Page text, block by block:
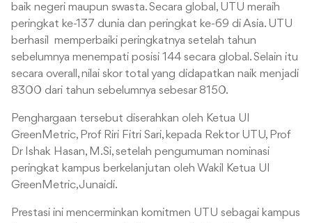
baik negeri maupun swasta. Secara global, UTU meraih
peringkat ke-137 dunia dan peringkat ke-69 di Asia. UTU
berhasil memperbaiki peringkatnya setelah tahun
sebelumnya menempati posisi 144 secara global. Selain itu
secara overall, nilai skor total yang didapatkan naik menjadi
8300 dari tahun sebelumnya sebesar 8150.
Penghargaan tersebut diserahkan oleh Ketua UI
GreenMetric, Prof Riri Fitri Sari, kepada Rektor UTU, Prof
Dr Ishak Hasan, M.Si, setelah pengumuman nominasi
peringkat kampus berkelanjutan oleh Wakil Ketua UI
GreenMetric, Junaidi.
Prestasi ini mencerminkan komitmen UTU sebagai kampus